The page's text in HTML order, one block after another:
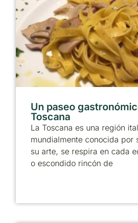
Un paseo
Toscana
La Toscana es una región
mundialmente conocida por
su arte, se respira en cada
o escondido rincón de